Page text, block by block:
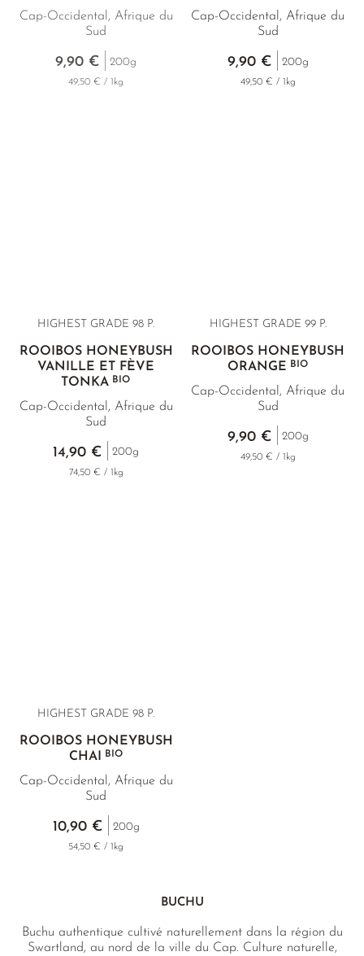
Cap-Occidental, Afrique du
Sud
9,90 € 200g
49,50 € / 1kg
Cap-Occidental, Afrique du
Sud
9,90 € 200g
49,50 € / 1kg
HIGHEST GRADE 98 P.
ROOIBOS HONEYBUSH
VANILLE ET FÈVE
TONKABIO
Cap-Occidental, Afrique du
Sud
14,90 € 200g
74,50 € / 1kg
HIGHEST GRADE 99 P.
ROOIBOS HONEYBUSH
ORANGE BIO
Cap-Occidental, Afrique du
Sud
9,90 € 200g
49,50 € / 1kg
HIGHEST GRADE 98 P.
ROOIBOS HONEYBUSH
CHAI
BIO
Cap-Occidental, Afrique du
Sud
10,90 € 200g
54,50 € / 1kg
BUCHU
Buchu authentique cultivé naturellement dans la région du
Swartland, au nord de la ville du Cap. Culture naturelle,